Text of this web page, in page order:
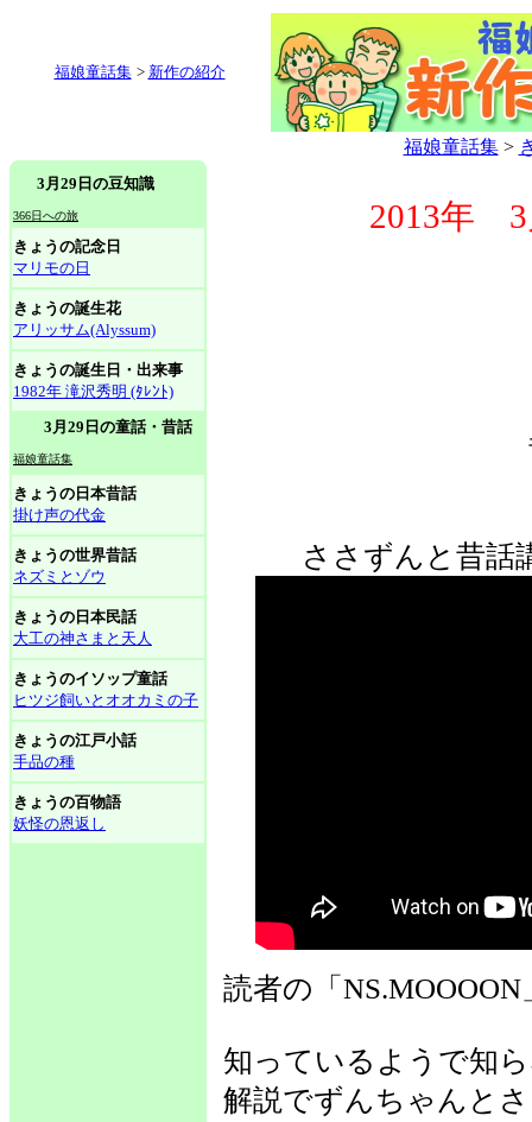
福娘童話集 > 新作の紹介
福娘童話集>
3月29日の豆知識
366日への旅
きょうの記念日
マリモの日
きょうの誕生花
アリッサム(Alyssum)
きょうの誕生日・出来事
1982年 滝沢秀明 (ﾀﾚﾝﾄ)
3月29日の童話・昔話
福娘童話集
きょうの日本昔話
掛け声の代金
きょうの世界昔話
ネズミとゾウ
きょうの日本民話
大工の神さまと天人
きょうのイソップ童話
ヒツジ飼いとオオカミの子
きょうの江戸小話
手品の種
きょうの百物語
妖怪の恩返し
2013年 3
ささずんと昔話
読者の「
知っているようで知
解説でずんちゃんと